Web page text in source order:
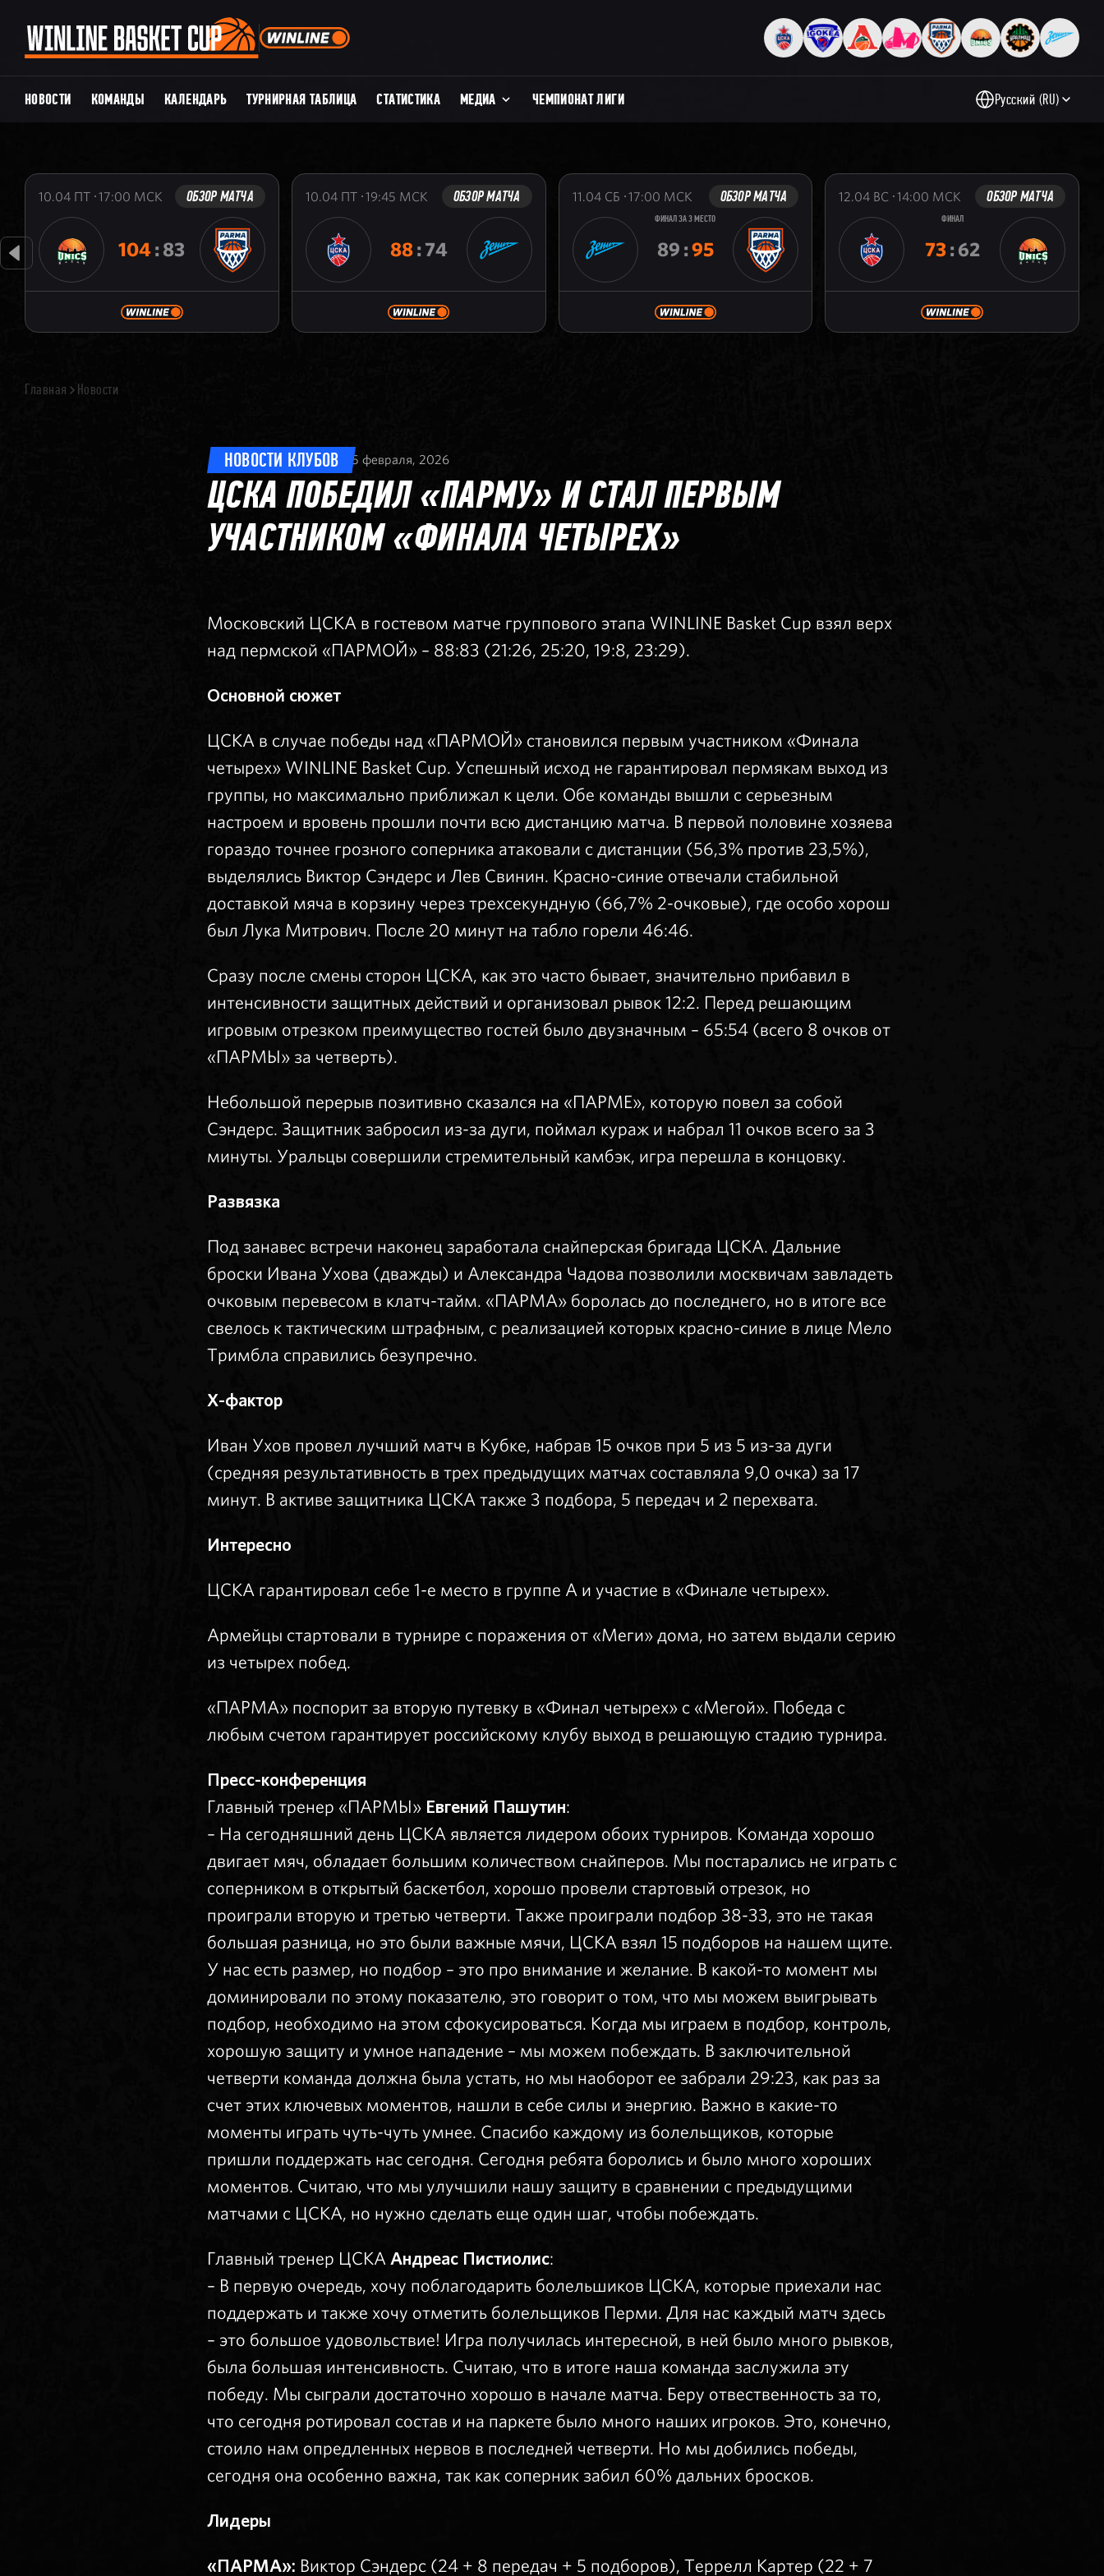
НОВОСТИ КОМАНДЫ КАЛЕНДАРЬ ТУРНИРНАЯ ТАБЛИЦА СТАТИСТИКА МЕДИА ЧЕМПИОНАТ ЛИГИ Русский (RU)
10.04 ПТ 17:00 МСК ОБЗОР МАТЧА
104:83
10.04 ПТ 19:45 МСК ОБЗОР МАТЧА
88:74
11.04 СБ 17:00 МСК ОБЗОР МАТЧА
ФИНАЛ ЗА 3 МЕСТО
89:95
12.04 ВС 14:00 МСК ОБЗОР МАТЧА
ФИНАЛ
73:62
Главная Новости
НОВОСТИ КЛУБОВ 5 февраля, 2026
ЦСКА ПОБЕДИЛ «ПАРМУ» И СТАЛ ПЕРВЫМ
УЧАСТНИКОМ «ФИНАЛА ЧЕТЫРЕХ»
Московский ЦСКА в гостевом матче группового этапа WINLINE Basket Cup взял верх
над пермской «ПАРМОЙ» – 88:83 (21:26, 25:20, 19:8, 23:29).
Основной сюжет
ЦСКА в случае победы над «ПАРМОЙ» становился первым участником «Финала
четырех» WINLINE Basket Cup. Успешный исход не гарантировал пермякам выход из
группы, но максимально приближал к цели. Обе команды вышли с серьезным
настроем и вровень прошли почти всю дистанцию матча. В первой половине хозяева
гораздо точнее грозного соперника атаковали с дистанции (56,3% против 23,5%),
выделялись Виктор Сэндерс и Лев Свинин. Красно-синие отвечали стабильной
доставкой мяча в корзину через трехсекундную (66,7% 2-очковые), где особо хорош
был Лука Митрович. После 20 минут на табло горели 46:46.
Сразу после смены сторон ЦСКА, как это часто бывает, значительно прибавил в
интенсивности защитных действий и организовал рывок 12:2. Перед решающим
игровым отрезком преимущество гостей было двузначным – 65:54 (всего 8 очков от
«ПАРМЫ» за четверть).
Небольшой перерыв позитивно сказался на «ПАРМЕ», которую повел за собой
Сэндерс. Защитник забросил из-за дуги, поймал кураж и набрал 11 очков всего за 3
минуты. Уральцы совершили стремительный камбэк, игра перешла в концовку.
Развязка
Под занавес встречи наконец заработала снайперская бригада ЦСКА. Дальние
броски Ивана Ухова (дважды) и Александра Чадова позволили москвичам завладеть
очковым перевесом в клатч-тайм. «ПАРМА» боролась до последнего, но в итоге все
свелось к тактическим штрафным, с реализацией которых красно-синие в лице Мело
Тримбла справились безупречно.
X-фактор
Иван Ухов провел лучший матч в Кубке, набрав 15 очков при 5 из 5 из-за дуги
(средняя результативность в трех предыдущих матчах составляла 9,0 очка) за 17
минут. В активе защитника ЦСКА также 3 подбора, 5 передач и 2 перехвата.
Интересно
ЦСКА гарантировал себе 1-е место в группе А и участие в «Финале четырех».
Армейцы стартовали в турнире с поражения от «Меги» дома, но затем выдали серию
из четырех побед.
«ПАРМА» поспорит за вторую путевку в «Финал четырех» с «Мегой». Победа с
любым счетом гарантирует российскому клубу выход в решающую стадию турнира.
Пресс-конференция
Главный тренер «ПАРМЫ» Евгений Пашутин:
– На сегодняшний день ЦСКА является лидером обоих турниров. Команда хорошо
двигает мяч, обладает большим количеством снайперов. Мы постарались не играть с
соперником в открытый баскетбол, хорошо провели стартовый отрезок, но
проиграли вторую и третью четверти. Также проиграли подбор 38-33, это не такая
большая разница, но это были важные мячи, ЦСКА взял 15 подборов на нашем щите.
У нас есть размер, но подбор – это про внимание и желание. В какой-то момент мы
доминировали по этому показателю, это говорит о том, что мы можем выигрывать
подбор, необходимо на этом сфокусироваться. Когда мы играем в подбор, контроль,
хорошую защиту и умное нападение – мы можем побеждать. В заключительной
четверти команда должна была устать, но мы наоборот ее забрали 29:23, как раз за
счет этих ключевых моментов, нашли в себе силы и энергию. Важно в какие-то
моменты играть чуть-чуть умнее. Спасибо каждому из болельщиков, которые
пришли поддержать нас сегодня. Сегодня ребята боролись и было много хороших
моментов. Считаю, что мы улучшили нашу защиту в сравнении с предыдущими
матчами с ЦСКА, но нужно сделать еще один шаг, чтобы побеждать.
Главный тренер ЦСКААндреас Пистиолис:
– В первую очередь, хочу поблагодарить болельшиков ЦСКА, которые приехали нас
поддержать и также хочу отметить болельщиков Перми. Для нас каждый матч здесь
– это большое удовольствие! Игра получилась интересной, в ней было много рывков,
была большая интенсивность. Считаю, что в итоге наша команда заслужила эту
победу. Мы сыграли достаточно хорошо в начале матча. Беру отвественность за то,
что сегодня ротировал состав и на паркете было много наших игроков. Это, конечно,
стоило нам опредленных нервов в последней четверти. Но мы добились победы,
сегодня она особенно важна, так как соперник забил 60% дальних бросков.
Лидеры
«ПАРМА»: Виктор Сэндерс (24 + 8 передач + 5 подборов), Террелл Картер (22 + 7